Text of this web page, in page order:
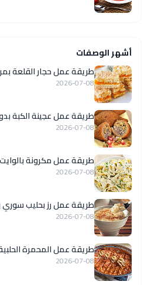
أشهر الوصفات
طريقة عمل حجار القلعة
2026-07-08
طريقة عمل عجينة الكبة
2026-07-08
طريقة عمل مكرونة
2026-07-08
طريقة عمل رز بحليب سوري بـ 5
2026-07-08
طريقة عمل المحمرة
2026-07-08